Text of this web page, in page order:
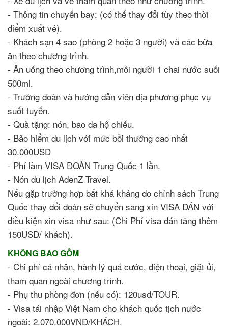
- Thông tin chuyến bay: (có thể thay đổi tùy theo thời
điểm xuất vé).
- Khách sạn 4 sao (phòng 2 hoặc 3 người) và các bữa
ăn theo chương trình.
- Ăn uống theo chương trình,mỗi người 1 chai nước suối
500ml.
- Trưởng đoàn và hướng dẫn viên địa phương phục vụ
suốt tuyến.
- Quà tặng: nón, bao da hộ chiếu.
- Bảo hiểm du lịch với mức bồi thưởng cao nhất
30.000USD
- Phí làm VISA ĐOÀN Trung Quốc 1 lần.
- Nón du lịch AdenZ Travel.
Nếu gặp trường hợp bất khả kháng do chính sách Trung
Quốc thay đổi đoàn sẽ chuyển sang xin VISA DÁN với
điều kiện xin visa như sau: (Chi Phí visa dán tăng thêm
150USD/ khách).
KHÔNG BAO GỒM
- Chi phí cá nhân, hành lý quá cước, điện thoại, giặt ủi,
tham quan ngoài chương trình.
- Phụ thu phòng đơn (nếu có): 120usd/TOUR.
- Visa tái nhập Việt Nam cho khách quốc tịch nước
ngoài: 2.070.000VNĐ/KHÁCH.